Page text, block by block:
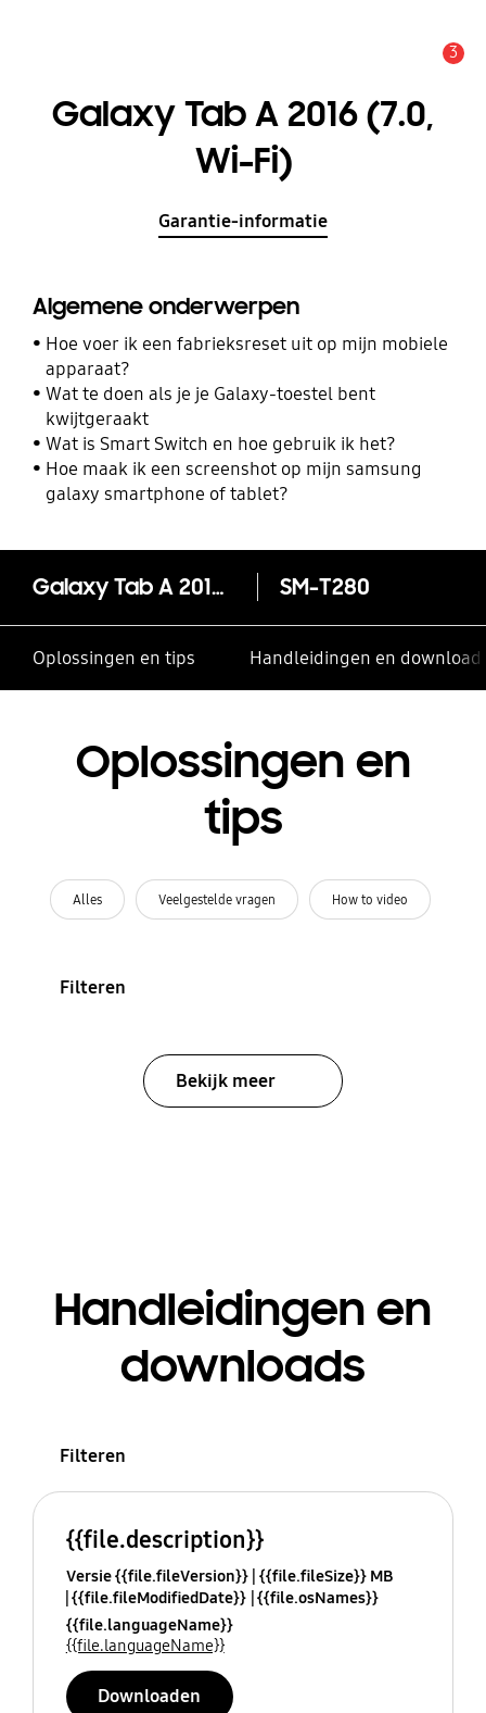
3
Galaxy Tab A 2016 (7.0,
Wi-Fi)
Garantie-informatie
Algemene onderwerpen
Hoe voer ik een fabrieksreset uit op mijn mobiele
apparaat?
Wat te doen als je je Galaxy-toestel bent
kwijtgeraakt
Wat is Smart Switch en hoe gebruik ik het?
Hoe maak ik een screenshot op mijn samsung
galaxy smartphone of tablet?
Galaxy Tab A 2016 (7.0, Wi-Fi) SM-T280
Oplossingen en tips Handleidingen en
Oplossingen en
tips
Alles Veelgestelde vragen How to video
Filteren
Bekijk meer
Handleidingen en
downloads
Filteren
{{file.description}}
Versie {{file.fileVersion}} {{file.fileSize}} MB
{{file.fileModifiedDate}} {{file.osNames}}
{{file.languageName}}
{{file.languageName}}
Downloaden